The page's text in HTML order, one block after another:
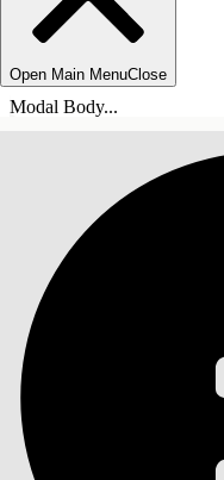
Open Main MenuClose
Modal Body...
目錄